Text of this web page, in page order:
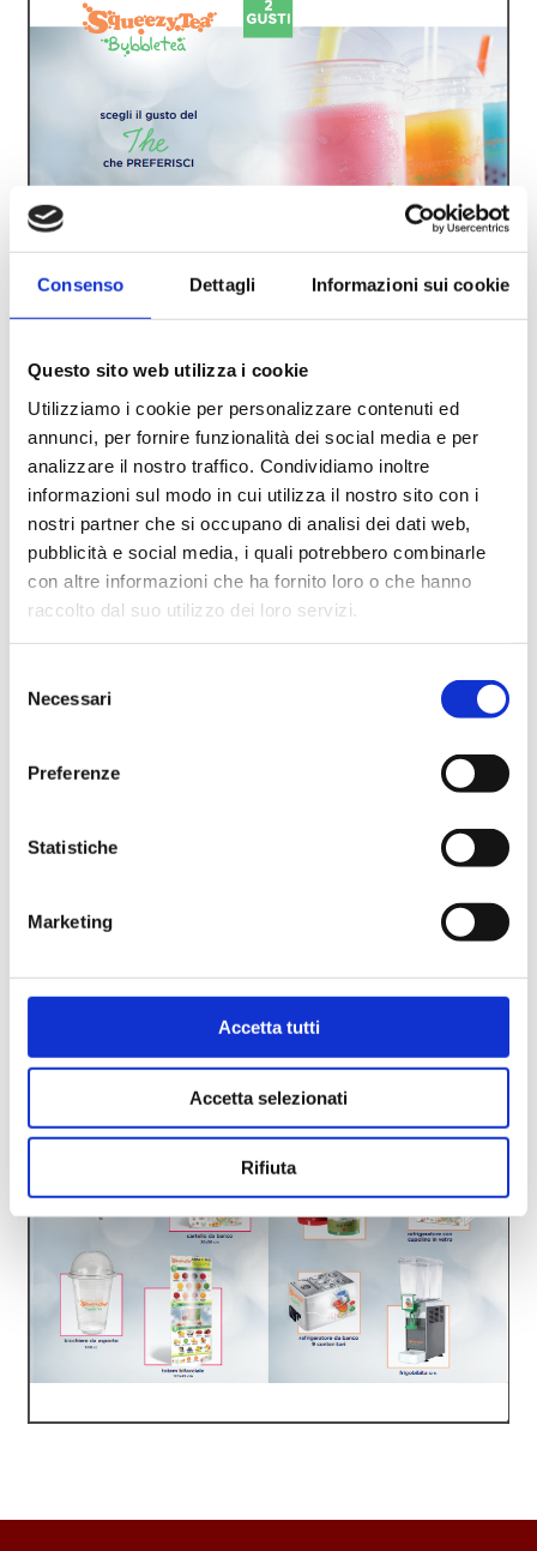
Consenso Dettagli Informazioni sui cookie
Questo sito web utilizza i cookie
Utilizziamo i cookie per personalizzare contenuti ed
annunci, per fornire funzionalità dei social media e per
analizzare il nostro traffico. Condividiamo inoltre
informazioni sul modo in cui utilizza il nostro sito con i
nostri partner che si occupano di analisi dei dati web,
pubblicità e social media, i quali potrebbero combinarle
con altre informazioni che ha fornito loro o che hanno
raccolto dal suo utilizzo dei loro servizi.
delNecessari
Preferenze
Statistiche
Marketing
Accetta tutti
Accetta selezionati
Rifiuta